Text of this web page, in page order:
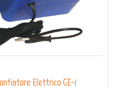
Elettrico GE-1